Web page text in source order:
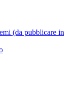
(da pubblicare in